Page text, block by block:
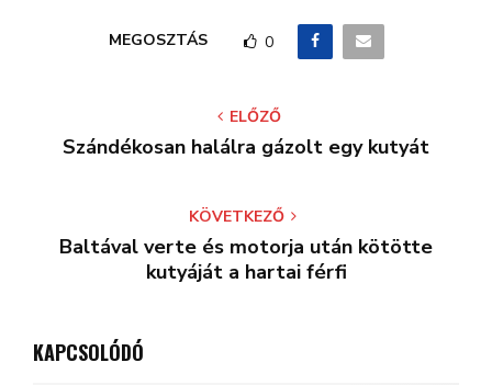
MEGOSZTÁS 0
ELŐZŐ
Szándékosan halálra gázolt egy kutyát
KÖVETKEZŐ
Baltával verte és motorja után kötötte
kutyáját a hartai férfi
KAPCSOLÓDÓ